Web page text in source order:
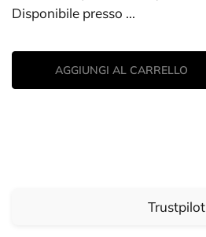
Disponibile presso ...
AGGIUNGI AL CARRELLO
Trustpilot